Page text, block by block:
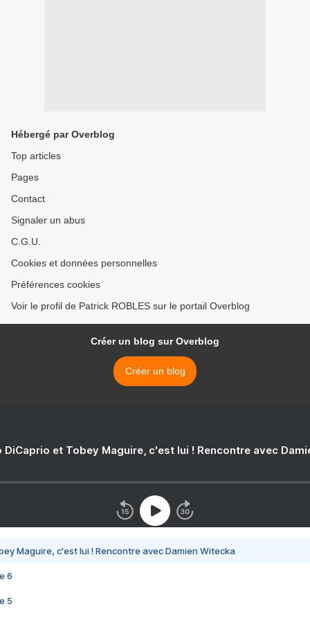
Hébergé par Overblog
Top articles
Pages
Contact
Signaler un abus
C.G.U.
Cookies et données personnelles
Préférences cookies
Voir le profil de Patrick ROBLES sur le portail Overblog
Créer un blog sur Overblog
Créer un blog
DiCaprio et Tobey Maguire, c'est lui ! Rencontre avec
Maguire, c'est lui ! Rencontre avec Damien Witecka
6
5